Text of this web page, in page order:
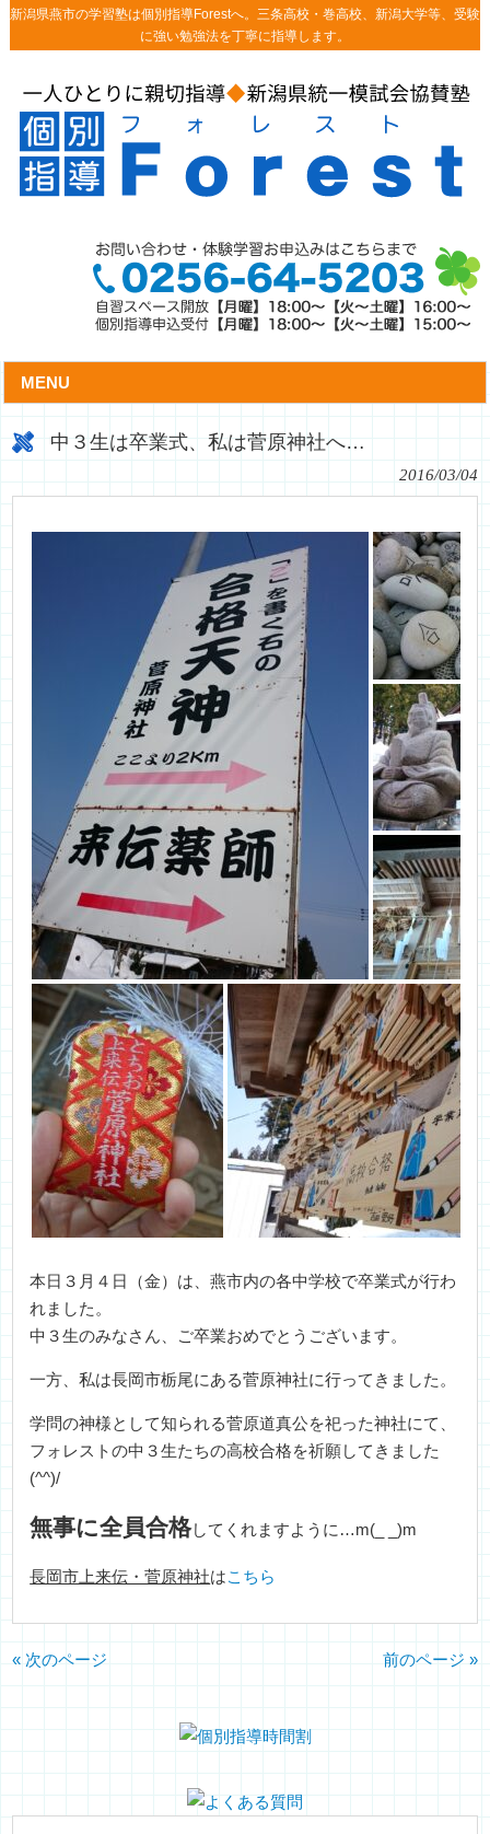
新潟県燕市の学習塾は個別指導Forestへ。三条高校・巻高校、新潟大学等、受験
に強い勉強法を丁寧に指導します。
MENU
中３生は卒業式、私は菅原神社へ…
2016/03/04
本日３月４日（金）は、燕市内の各中学校で卒業式が行わ
れました。
中３生のみなさん、ご卒業おめでとうございます。
一方、私は長岡市栃尾にある菅原神社に行ってきました。
学問の神様として知られる菅原道真公を祀った神社にて、
フォレストの中３生たちの高校合格を祈願してきました
(^^)/
無事に全員合格してくれますように…m(_ _)m
長岡市上来伝・菅原神社はこちら
« 次のページ 前のページ »